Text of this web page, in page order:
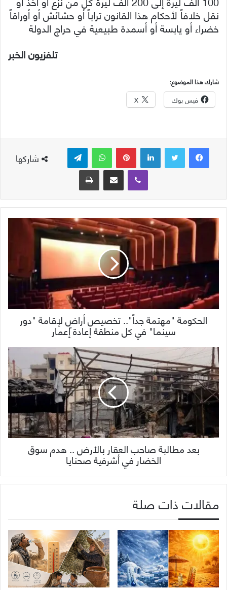
نقل خلافاً لأحكام هذا القانون تراباً أو حشائش أو أوراقاً
خضراء أو يابسة أو أسمدة طبيعية في حراج الدولة
تلفزيون الخبر
شارك هذا الموضوع:
فيس بوك X
شاركها
لينكدإن بينتيريست واتساب
ڤايبر
مشاركة عبر البريد طباعة
الحكومة "مهتمة جداً".. تخصيص أراضٍ لإقامة "دور
سينما" في كل منطقة إعادة إعمار
بعد مطالبة صاحب العقار بالأرض .. هدم سوق
الخضار في أشرفية صحنايا
مقالات ذات صلة